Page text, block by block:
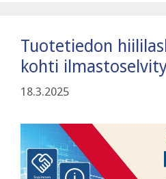
Tuotetiedon
kohti
18.3.2025